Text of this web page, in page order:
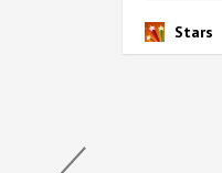
Stars